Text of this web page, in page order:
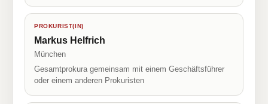
PROKURIST(IN)
Markus Helfrich
München
Gesamtprokura gemeinsam mit einem Geschäftsführer
oder einem anderen Prokuristen